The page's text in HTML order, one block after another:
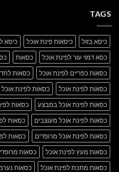
TAGS
כיסא בזול כיסאות פינת אוכל
כיסא
כסא דמוי עור לפינת אוכל
כסאות
כסאות כפריים לפינת אוכל
כסאות
כסאות לפינת אוכל
כסאות לפינת אוכל
כסאות לפינת אוכל במבצע
כסאות
כסאות לפינת אוכל מעוצבים
כסאות
כסאות לפינת אוכל מרופדים
כסאות
כסאות מעץ לפינת אוכל
כסאות
כסאות מתכת לפינת אוכל
כסאות